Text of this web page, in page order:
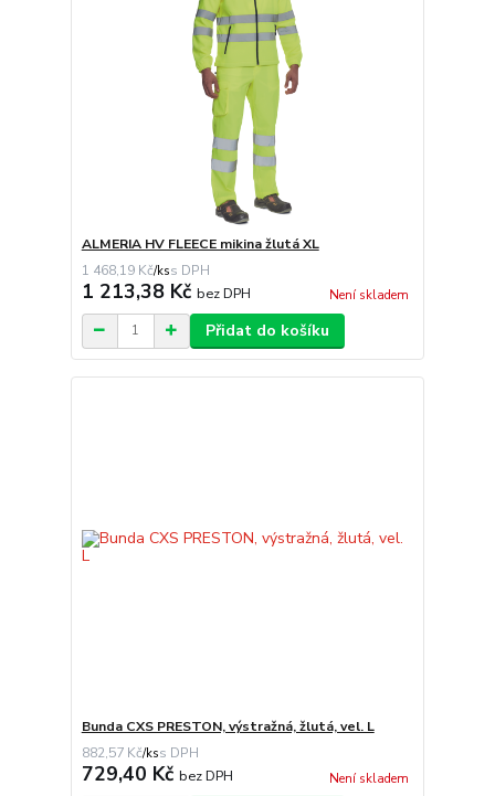
ALMERIA HV FLEECE mikina žlutá XL
1 468,19 Kč/ks
1 213,38 Kč bez DPH Není skladem
Přidat do košíku
Bunda CXS PRESTON, výstražná, žlutá, vel. L
882,57 Kč/ks
729,40 Kč bez DPH Není skladem